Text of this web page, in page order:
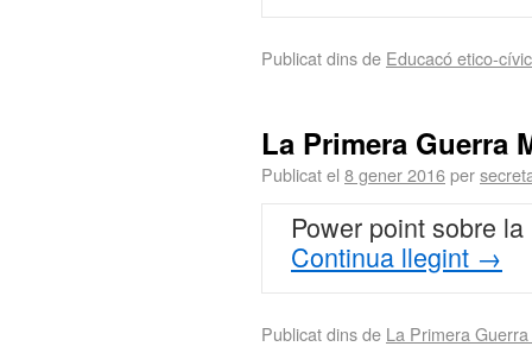
Publicat dins de Educacó etico-
La Primera Guerra
Publicat el 8 gener 2016per
Power point sobre
Continua llegint →
Publicat dins de La Primera